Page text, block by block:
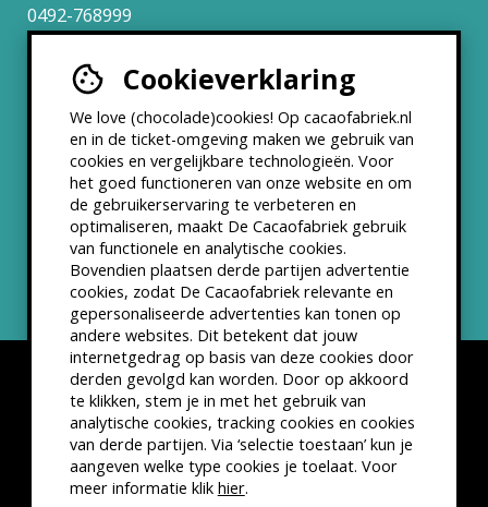
Cookieverklaring
We love (chocolade)cookies! Op cacaofabriek.nl
en in de ticket-omgeving maken we gebruik van
cookies en vergelijkbare technologieën. Voor
het goed functioneren van onze website en om
de gebruikerservaring te verbeteren en
optimaliseren, maakt De Cacaofabriek gebruik
van functionele en analytische cookies.
Bovendien plaatsen derde partijen advertentie
cookies, zodat De Cacaofabriek relevante en
gepersonaliseerde advertenties kan tonen op
andere websites. Dit betekent dat jouw
internetgedrag op basis van deze cookies door
derden gevolgd kan worden. Door op akkoord
te klikken, stem je in met het gebruik van
analytische cookies, tracking cookies en cookies
van derde partijen. Via ‘selectie toestaan’ kun je
aangeven welke type cookies je toelaat. Voor
meer informatie klik hier.
0492-768999
Werken bij
Partners & Samenwerkingen
ANBI status
Nieuwsbrief
Disclaimer Privacyverklaring
Kleine lettertjes
VSCD Bezoekersvoorwaarden